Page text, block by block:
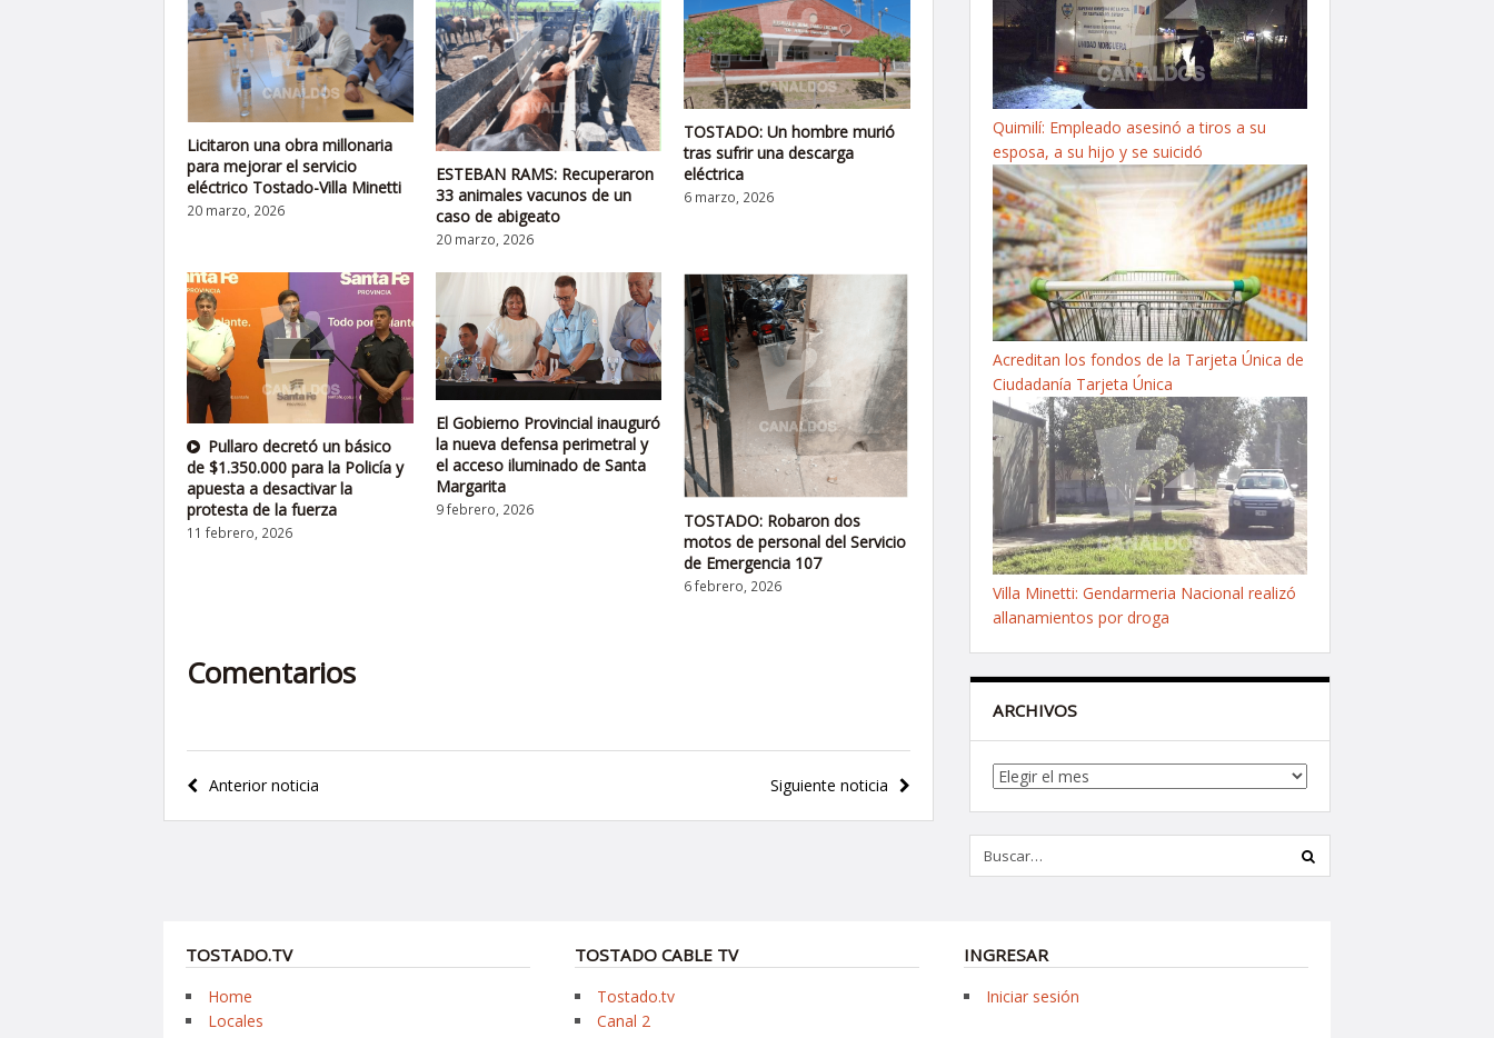
Licitaron una obra millonaria
para mejorar el servicio
eléctrico Tostado-Villa Minetti
20 marzo, 2026
ESTEBAN RAMS: Recuperaron
33 animales vacunos de un
caso de abigeato
20 marzo, 2026
TOSTADO: Un hombre murió
tras sufrir una descarga
eléctrica
6 marzo, 2026
Pullaro decretó un básico
de $1.350.000 para la Policía y
apuesta a desactivar la
protesta de la fuerza
11 febrero, 2026
El Gobierno Provincial inauguró
la nueva defensa perimetral y
el acceso iluminado de Santa
Margarita
9 febrero, 2026
TOSTADO: Robaron dos
motos de personal del Servicio
de Emergencia 107
6 febrero, 2026
Comentarios
Navegación
de
Siguiente noticia
Anterior noticia
Quimilí: Empleado asesinó a tiros a su
esposa, a su hijo y se suicidó
Acreditan los fondos de la Tarjeta Única de
Ciudadanía Tarjeta Única
Villa Minetti: Gendarmeria Nacional realizó
allanamientos por droga
ARCHIVOS
Archivos
TOSTADO.TV
Home
Locales
TOSTADO CABLE TV
Tostado.tv
Canal 2
INGRESAR
Iniciar sesión